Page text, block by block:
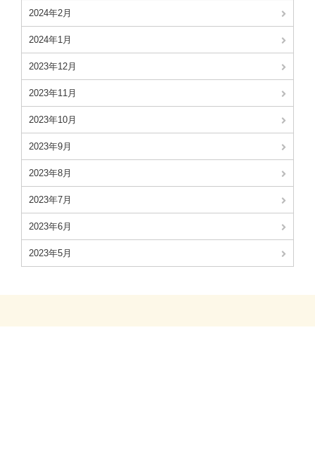
2024年2月
2024年1月
2023年12月
2023年11月
2023年10月
2023年9月
2023年8月
2023年7月
2023年6月
2023年5月